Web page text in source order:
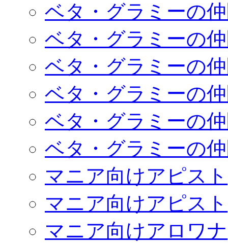
ベタ・グラミーの
ベタ・グラミーの
ベタ・グラミーの
ベタ・グラミーの
ベタ・グラミーの
ベタ・グラミーの
マニア向けアピスト
マニア向けアピスト
マニア向けアロワナ